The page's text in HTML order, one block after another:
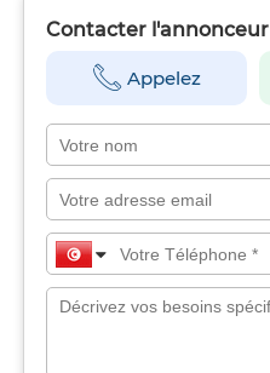
Contacter l'annonceur
Appelez